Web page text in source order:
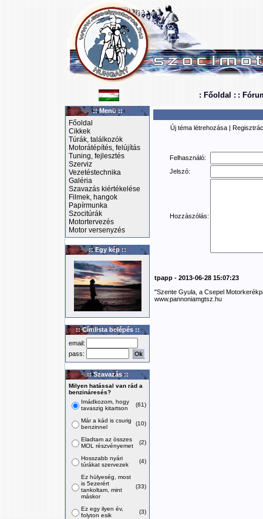
: Főoldal : :
:: Menü ::
Főoldal
Cikkek
Túrák, találkozók
Motorátépítés, felújítás
Tuning, fejlesztés
Szerviz
Vezetéstechnika
Galéria
Szavazás kiértékelése
Filmek, hangok
Papírmunka
Szocitúrák
Motortervezés
Motor versenyzés
:: Egy kép ::
:: Címlista belépés ::
email:
pass:
:: Szavazás ::
Milyen hatással van rád a
benzináresés?
Imádkozom, hogy
tavaszig kitartson
(61)
Már a kád is csurig
benzinnel
(10)
Eladtam az összes
MOL részvényemet
(2)
Hosszabb nyári
túrákat szervezek
(4)
Ez hülyeség, most
is 5ezerért
tankoltam, mint
máskor
(33)
Ez egy ilyen év,
folyton esik
(3)
Új téma létrehozása |
Felhasználó:
Jelszó:
Hozzászólás:
tpapp - 2013-06-28 15:07:23
"Szente Gyula, a Csepel
www.pannoniamgtsz.hu